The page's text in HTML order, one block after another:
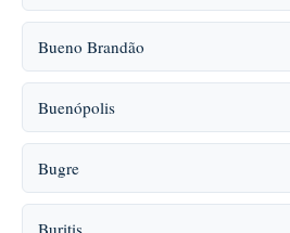
Bueno Brandão
Buenópolis
Bugre
Buritis